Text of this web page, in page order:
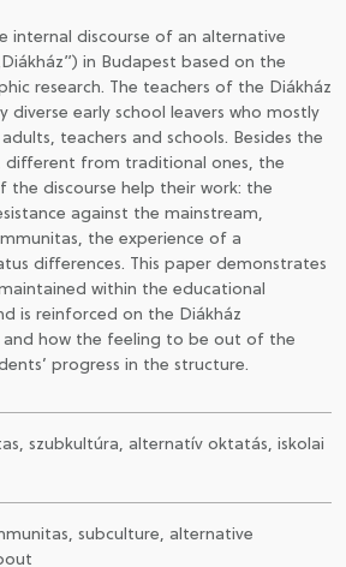
internal discourse of an alternative
in Budapest based on the
research. The teachers of the Diákház
diverse early school leavers who mostly
teachers and schools. Besides the
different from traditional ones, the
the discourse help their work: the
against the mainstream,
the experience of a
differences. This paper demonstrates
within the educational
is reinforced on the Diákház
and how the feeling to be out of the
progress in the structure.
szubkultúra, alternatív oktatás, iskolai
subculture, alternative